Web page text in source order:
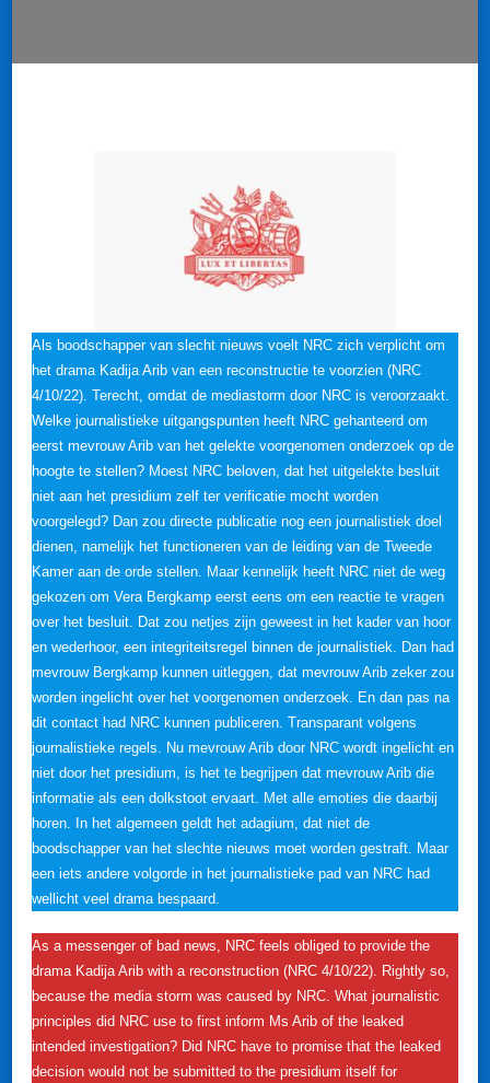
Als boodschapper van slecht nieuws voelt NRC zich verplicht om
het drama Kadija Arib van een reconstructie te voorzien (NRC
4/10/22). Terecht, omdat de mediastorm door NRC is veroorzaakt.
Welke journalistieke uitgangspunten heeft NRC gehanteerd om
eerst mevrouw Arib van het gelekte voorgenomen onderzoek op de
hoogte te stellen? Moest NRC beloven, dat het uitgelekte besluit
niet aan het presidium zelf ter verificatie mocht worden
voorgelegd? Dan zou directe publicatie nog een journalistiek doel
dienen, namelijk het functioneren van de leiding van de Tweede
Kamer aan de orde stellen. Maar kennelijk heeft NRC niet de weg
gekozen om Vera Bergkamp eerst eens om een reactie te vragen
over het besluit. Dat zou netjes zijn geweest in het kader van hoor
en wederhoor, een integriteitsregel binnen de journalistiek. Dan had
mevrouw Bergkamp kunnen uitleggen, dat mevrouw Arib zeker zou
worden ingelicht over het voorgenomen onderzoek. En dan pas na
dit contact had NRC kunnen publiceren. Transparant volgens
journalistieke regels. Nu mevrouw Arib door NRC wordt ingelicht en
niet door het presidium, is het te begrijpen dat mevrouw Arib die
informatie als een dolkstoot ervaart. Met alle emoties die daarbij
horen. In het algemeen geldt het adagium, dat niet de
boodschapper van het slechte nieuws moet worden gestraft. Maar
een iets andere volgorde in het journalistieke pad van NRC had
wellicht veel drama bespaard.
As a messenger of bad news, NRC feels obliged to provide the
drama Kadija Arib with a reconstruction (NRC 4/10/22). Rightly so,
because the media storm was caused by NRC. What journalistic
principles did NRC use to first inform Ms Arib of the leaked
intended investigation? Did NRC have to promise that the leaked
decision would not be submitted to the presidium itself for